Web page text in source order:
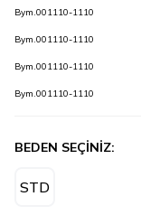
Bym.001110-1110
Bym.001110-1110
Bym.001110-1110
Bym.001110-1110
BEDEN SEÇİNİZ:
STD